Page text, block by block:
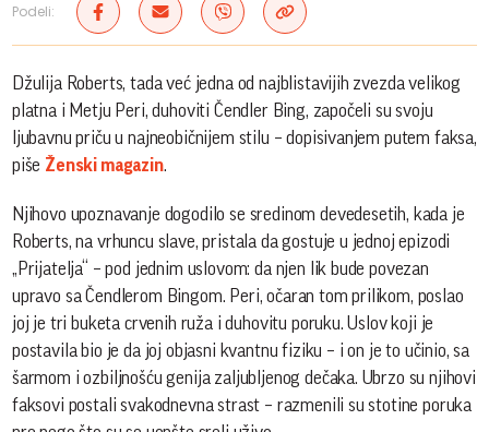
Podeli:
Džulija Roberts, tada već jedna od najblistavijih zvezda velikog
platna i Metju Peri, duhoviti Čendler Bing, započeli su svoju
ljubavnu priču u najneobičnijem stilu – dopisivanjem putem faksa,
piše Ženski magazin.
Njihovo upoznavanje dogodilo se sredinom devedesetih, kada je
Roberts, na vrhuncu slave, pristala da gostuje u jednoj epizodi
„Prijatelja“ – pod jednim uslovom: da njen lik bude povezan
upravo sa Čendlerom Bingom. Peri, očaran tom prilikom, poslao
joj je tri buketa crvenih ruža i duhovitu poruku. Uslov koji je
postavila bio je da joj objasni kvan­tnu fiziku – i on je to učinio, sa
šarmom i ozbiljnošću genija zaljubljenog dečaka. Ubrzo su njihovi
faksovi postali svakodnevna strast – razmenili su stotine poruka